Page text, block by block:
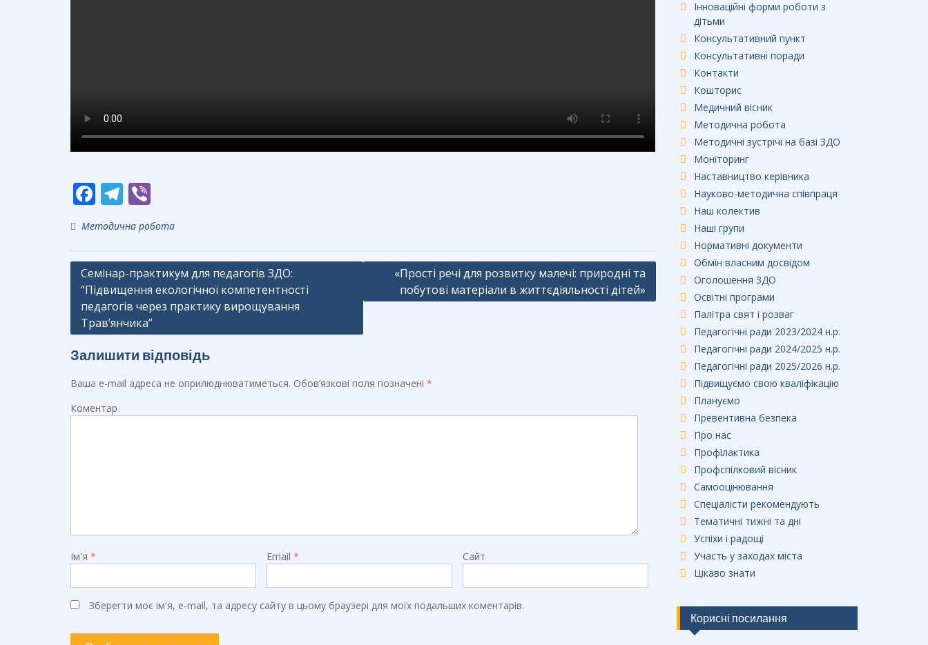
F
ac
e
b
o
o
k
T
e
gr
a
m
b
er
Методична робота
Навігація
записів
Семінар-практикум для педагогів ЗДО:
“Підвищення екологічної компетентності
педагогів через практику вирощування
Трав’янчика”
«Прості речі для розвитку малечі: природні та
побутові матеріали в життєдіяльності дітей»
Залишити відповідь
Ваша e-mail адреса не оприлюднюватиметься. Обов’язкові поля позначені *
Коментар
Ім'я * Email * Сайт
Зберегти моє ім'я, e-mail, та адресу сайту в цьому браузері для моїх подальших коментарів.
Інноваційні форми роботи з
дітьми
Консультативний пункт
Консультативні поради
Контакти
Кошторис
Медичний вісник
Методична робота
Методичні зустрічі на базі ЗДО
Моніторинг
Наставництво керівника
Науково-методична співпраця
Наш колектив
Наші групи
Нормативні документи
Обмін власним досвідом
Оголошення ЗДО
Освітні програми
Палітра свят і розваг
Педагогічні ради 2023/2024 н.р.
Педагогічні ради 2024/2025 н.р.
Педагогічні ради 2025/2026 н.р.
Підвищуємо свою кваліфікацію
Плануємо
Превентивна безпека
Про нас
Профілактика
Профспілковий вісник
Самооцінювання
Спеціалісти рекомендують
Тематичні тижні та дні
Успіхи і радощі
Участь у заходах міста
Цікаво знати
Корисні посилання